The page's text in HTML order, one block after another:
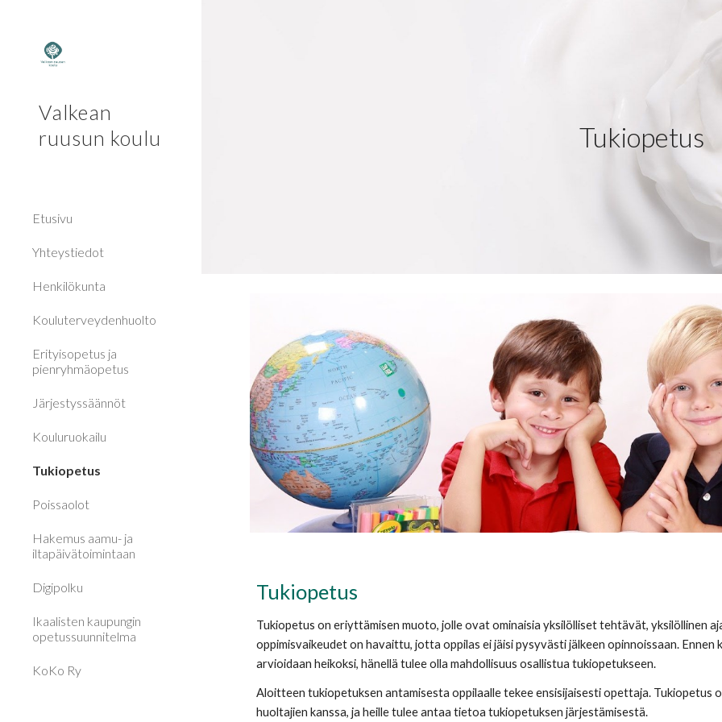
Valkean
ruusun koulu
Etusivu
Yhteystiedot
Henkilökunta
Kouluterveydenhuolto
Erityisopetus ja
pienryhmäopetus
Järjestyssäännöt
Kouluruokailu
Tukiopetus
Poissaolot
Hakemus aamu- ja
iltapäivätoimintaan
Digipolku
Ikaalisten kaupungin
opetussuunnitelma
KoKo Ry
Tukiopetus
Tukiopetus
Tukiopetus on eriyttämisen muoto, jolle ovat ominaisia yksilölliset tehtävät, yksilöllinen
oppimisvaikeudet on havaittu, jotta oppilas ei jäisi pysyvästi jälkeen opinnoissaan.
arvioidaan heikoksi, hänellä tulee olla mahdollisuus osallistua tukiopetukseen.
Aloitteen tukiopetuksen antamisesta oppilaalle tekee ensisijaisesti opettaja.
huoltajien kanssa, ja heille tulee antaa tietoa tukiopetuksen järjestämisestä.